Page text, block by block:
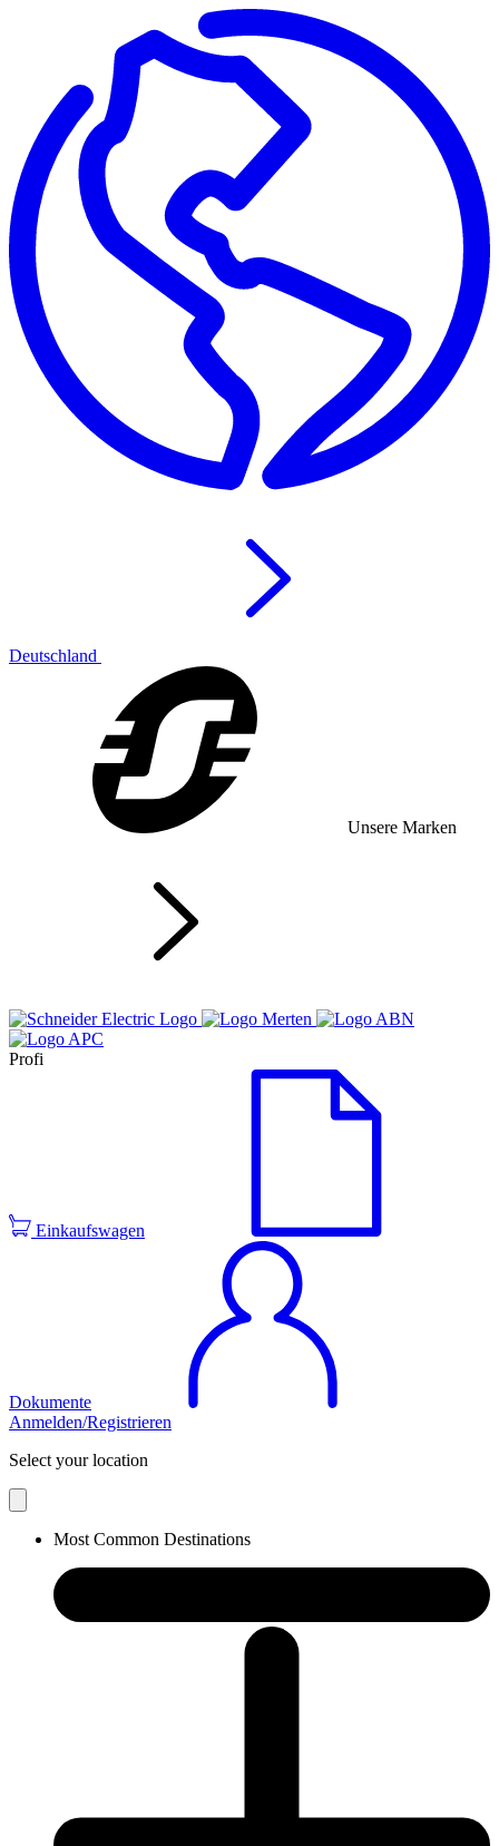
Deutschland
Unsere Marken
Profi
Einkaufswagen
Dokumente
Anmelden/Registrieren
Select your location
Most Common Destinations